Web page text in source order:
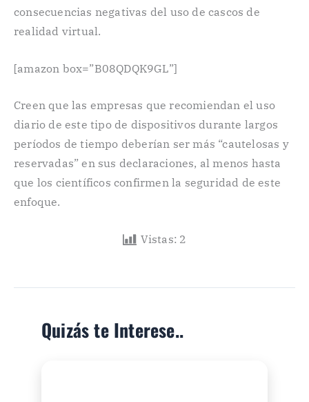
consecuencias negativas del uso de cascos de
realidad virtual.
[amazon box=”B08QDQK9GL”]
Creen que las empresas que recomiendan el uso
diario de este tipo de dispositivos durante largos
períodos de tiempo deberían ser más “cautelosas y
reservadas” en sus declaraciones, al menos hasta
que los científicos confirmen la seguridad de este
enfoque.
Vistas: 2
Quizás te Interese..